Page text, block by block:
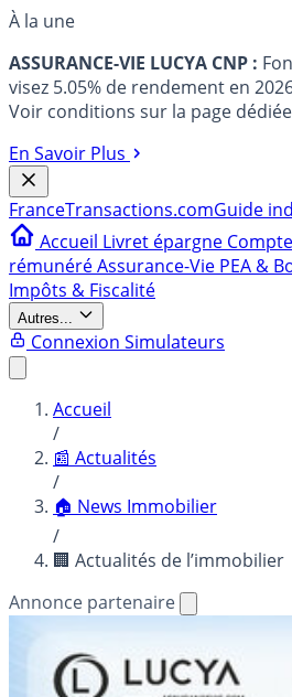
À la une
ASSURANCE-VIE LUCYA CNP :
visez 5.05% de rendement en
Voir conditions sur la page
En Savoir Plus
FranceTransactions.comGuide
Accueil Livret épargne
rémunéréAssurance-Vie PEA &
Impôts & Fiscalité
Autres...
Connexion Simulateurs
Accueil
/
📰 Actualités
/
🏠 News Immobilier
/
🏢 Actualités de l’immobilier
Annonce partenaire